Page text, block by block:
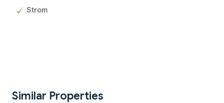
Strom
Similar Properties